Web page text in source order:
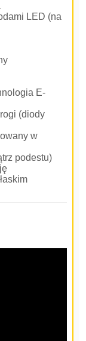
LED (na
E-
(diody
w
podestu)